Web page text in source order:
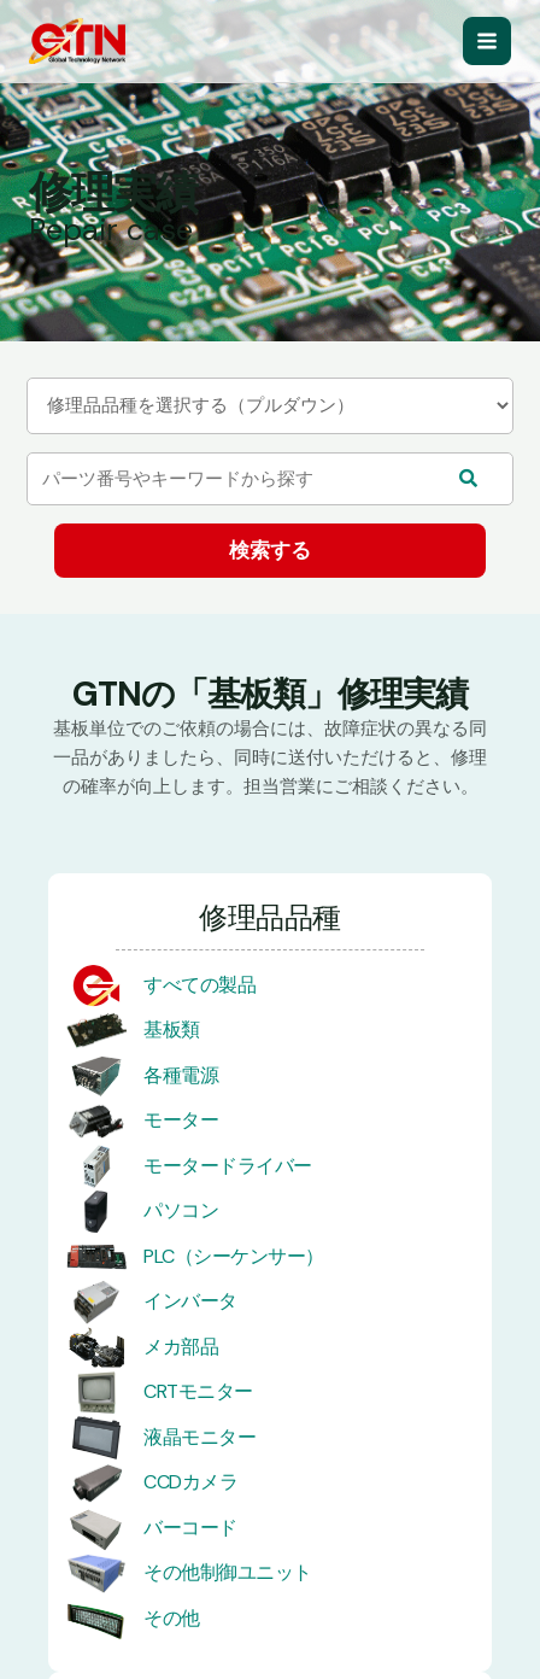
内
容
を
ス
キ
ッ
プ
Main
修理実績
Repair case
GTNの「基板類」修理実績
基板単位でのご依頼の場合には、故障症状の異なる同
一品がありましたら、同時に送付いただけると、修理
の確率が向上します。担当営業にご相談ください。
修理品品種
すべての製品
基板類
各種電源
モーター
モータードライバー
パソコン
PLC（シーケンサー）
インバータ
メカ部品
CRTモニター
液晶モニター
CCDカメラ
バーコード
その他制御ユニット
その他